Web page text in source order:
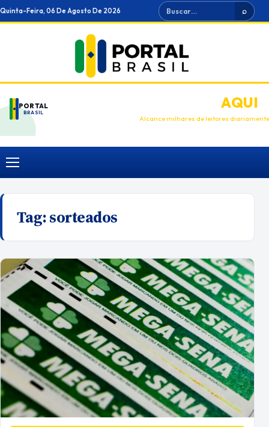
Ir
para
Quinta-Feira, 06 De Agosto De 2026 Buscar ⌕
PORTAL
BRASIL
ANUNCIEAQUI
Alcance milhares de leitores diariamente
Menu
Tag:sorteados